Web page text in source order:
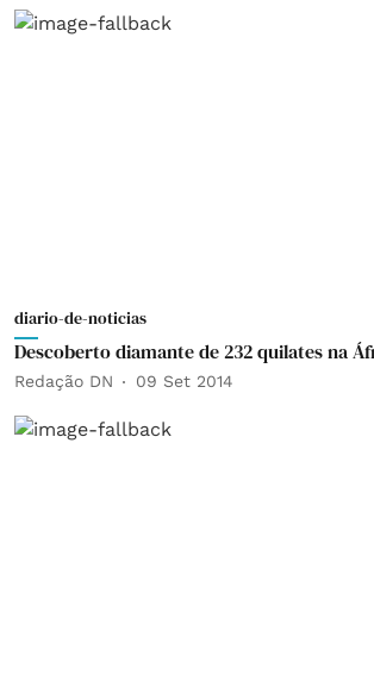
diario-de-noticias
Descoberto diamante de 232 quilates na
Redação DN 09 Set 2014